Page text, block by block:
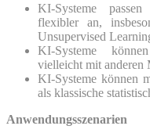
KI-Systeme
flexibler an,
Unsupervised
KI-Systeme
vielleicht mit anderen
KI-Systeme können
als klassische
Anwendungsszenarien